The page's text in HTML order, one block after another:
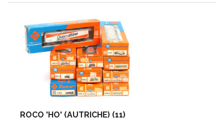
ROCO 'HO' (AUTRICHE) (11)